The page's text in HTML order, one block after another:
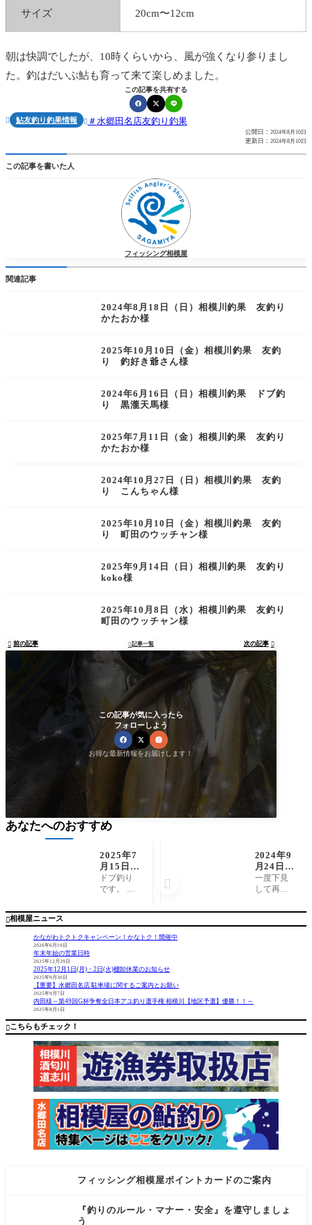
サイズ 20cm〜12cm
朝は快調でしたが、10時くらいから、風が強くなり参りまし
た。釣はだいぶ鮎も育って来て楽しめました。
この記事を共有する
 鮎友釣り釣果情報  水郷田名店友釣り釣果
公開日： 2024年8月10日
更新日： 2024年8月10日
この記事を書いた人
フィッシング相模屋
関連記事
2024年8月18日（日）相模川釣果 友釣り
かたおか様
2025年10月10日（金）相模川釣果 友釣
り 釣好き爺さん様
2024年6月16日（日）相模川釣果 ドブ釣
り 黒瀧天馬様
2025年7月11日（金）相模川釣果 友釣り
かたおか様
2024年10月27日（日）相模川釣果 友釣
り こんちゃん様
2025年10月10日（金）相模川釣果 友釣
り 町田のウッチャン様
2025年9月14日（日）相模川釣果 友釣り
koko様
2025年10月8日（水）相模川釣果 友釣り
町田のウッチャン様
 前の記事 記事一覧 次の記事 
この記事が気に入ったら
フォローしよう
お得な最新情報をお届けします！
相模屋ニュース
かながわトクトクキャンペーン！かなトク！開催中
2026年6月19日
年末年始の営業日時
2025年12月29日
2025年12月1日(月)・2日(火)棚卸休業のお知らせ
2025年9月30日
【重要】水郷田名店 駐車場に関するご案内とお願い
2025年9月7日
内田様～第49回G杯争奪全日本アユ釣り選手権 相模川【地区予選】優勝！！～
2025年8月1日
こちらもチェック！
フィッシング相模屋ポイントカードのご案内
『釣りのルール・マナー・安全』を遵守しましょ
う
あなたへのおすすめ
2025年7
月15日
（火）相
模川釣
釣り 黒
ドブ釣り
です。 少
大雨でど
と思いま
しては平
は無く、
いつも通
た。 日没
後から釣
2024年9
月24日
（火）相
模川釣
り 鶴岡
一度下見
して再
薄曇り天
バイスあ
りがとう
